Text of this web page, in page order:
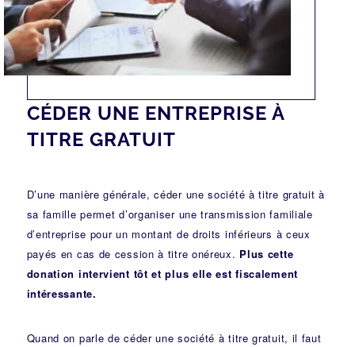
CÉDER UNE ENTREPRISE À
TITRE GRATUIT
D’une manière générale, céder une société à titre gratuit à
sa famille permet d’organiser une transmission familiale
d’entreprise pour un montant de droits inférieurs à ceux
payés en cas de cession à titre onéreux. Plus cette
donation intervient tôt et plus elle est fiscalement
intéressante.
Quand on parle de céder une société à titre gratuit, il faut